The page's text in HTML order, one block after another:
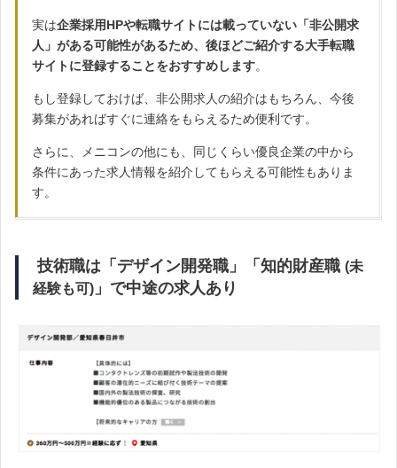
実は企業採用HPや転職サイトには載っていない「非公開求
人」がある可能性があるため、後ほどご紹介する大手転職
サイトに登録することをおすすめします。
もし登録しておけば、非公開求人の紹介はもちろん、今後
募集があればすぐに連絡をもらえるため便利です。
さらに、メニコンの他にも、同じくらい優良企業の中から
条件にあった求人情報を紹介してもらえる可能性もありま
す。
技術職は「デザイン開発職」「知的財産職 (未
経験も可) 」で中途の求人あり